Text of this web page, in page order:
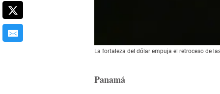
La fortaleza del dólar empuja el retroceso de
Panamá